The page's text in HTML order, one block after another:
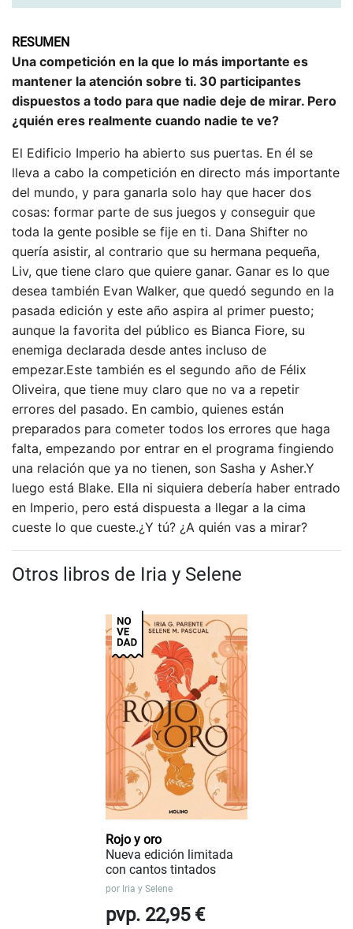
RESUMEN
Una competición en la que lo más importante es
mantener la atención sobre ti. 30 participantes
dispuestos a todo para que nadie deje de mirar. Pero
¿quién eres realmente cuando nadie te ve?
El Edificio Imperio ha abierto sus puertas. En él se
lleva a cabo la competición en directo más importante
del mundo, y para ganarla solo hay que hacer dos
cosas: formar parte de sus juegos y conseguir que
toda la gente posible se fije en ti. Dana Shifter no
quería asistir, al contrario que su hermana pequeña,
Liv, que tiene claro que quiere ganar. Ganar es lo que
desea también Evan Walker, que quedó segundo en la
pasada edición y este año aspira al primer puesto;
aunque la favorita del público es Bianca Fiore, su
enemiga declarada desde antes incluso de
empezar.Este también es el segundo año de Félix
Oliveira, que tiene muy claro que no va a repetir
errores del pasado. En cambio, quienes están
preparados para cometer todos los errores que haga
falta, empezando por entrar en el programa fingiendo
una relación que ya no tienen, son Sasha y Asher.Y
luego está Blake. Ella ni siquiera debería haber entrado
en Imperio, pero está dispuesta a llegar a la cima
cueste lo que cueste.¿Y tú? ¿A quién vas a mirar?
Otros libros de Iria y Selene
Rojo y oro
Nueva edición limitada
con cantos tintados
por Iria y Selene
pvp. 22,95 €